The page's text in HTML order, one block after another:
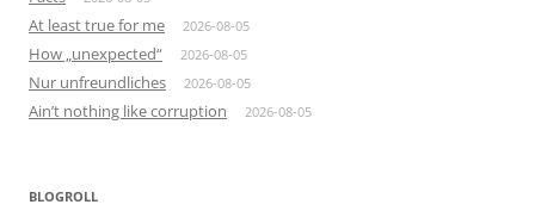
At least true for me 2026-08-05
How „unexpected“ 2026-08-05
Nur unfreundliches 2026-08-05
Ain’t nothing like corruption 2026-08-05
BLOGROLL